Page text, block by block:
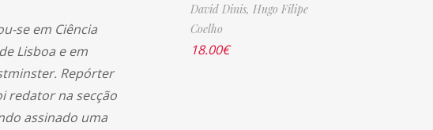
se em Ciência
Lisboa e em
Repórter
redator na secção
assinado uma
David Dinis, Hugo Filipe
Coelho
18.00€